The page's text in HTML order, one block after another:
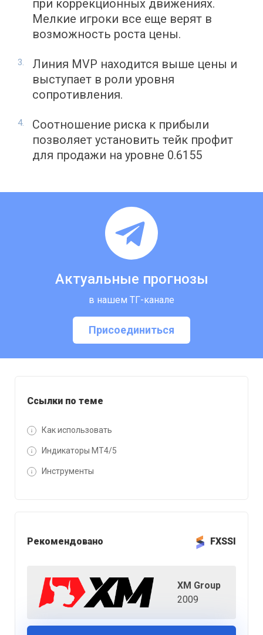
Ссылки по теме
Как использовать
Индикаторы MT4/5
Инструменты
Рекомендовано FXSSI
XM Group
2009
при коррекционных движениях.
Мелкие игроки все еще верят в
возможность роста цены.
Линия MVP находится выше цены и
выступает в роли уровня
сопротивления.
Соотношение риска к прибыли
позволяет установить тейк профит
для продажи на уровне 0.6155
Актуальные прогнозы
в нашем ТГ-канале
Присоединиться